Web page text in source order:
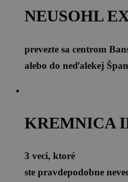
NEUSOHL
prevezte sa centrom
alebo do neďalekej
KREMNICA
3 veci, ktoré
ste pravdepodobne